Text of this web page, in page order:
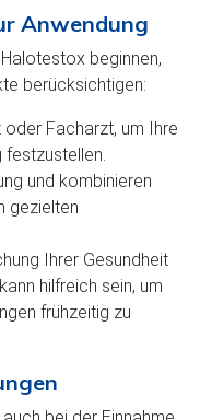
Anwendung
beginnen,
berücksichtigen:
Facharzt, um Ihre
festzustellen.
und kombinieren
gezielten
Ihrer Gesundheit
hilfreich sein, um
frühzeitig zu